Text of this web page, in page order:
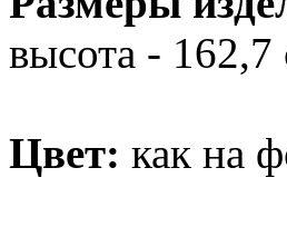
высота -
Цвет: как на